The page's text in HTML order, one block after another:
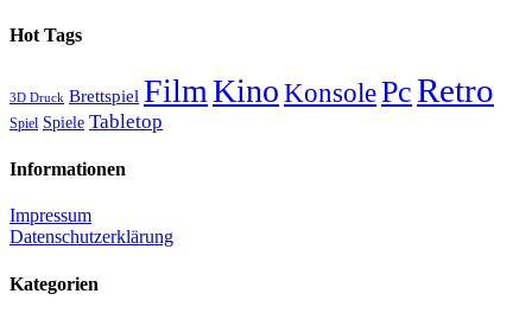
Hot Tags
3D Druck Brettspiel FilmKinoKonsolePcRetro
Spiel Spiele Tabletop
Informationen
Impressum
Datenschutzerklärung
Kategorien